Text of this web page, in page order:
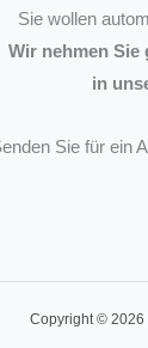
Sie wollen
Wir nehmen Sie
in
Sie für ein
Copyright © 2026